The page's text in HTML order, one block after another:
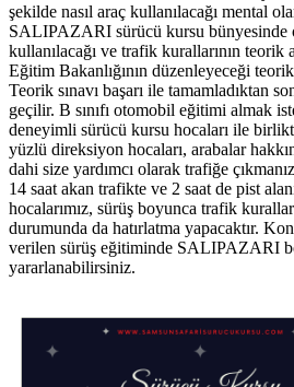
şekilde nasıl araç kullanılacağı mental
SALIPAZARI sürücü kursu bünyesinde
kullanılacağı ve trafik kurallarının teorik
Eğitim Bakanlığının düzenleyeceği
Teorik sınavı başarı ile tamamladıktan
geçilir. B sınıfı otomobil eğitimi almak
deneyimli sürücü kursu hocaları ile
yüzlü direksiyon hocaları, arabalar
dahi size yardımcı olarak trafiğe
14 saat akan trafikte ve 2 saat de pist
hocalarımız, sürüş boyunca trafik
durumunda da hatırlatma yapacaktır.
verilen sürüş eğitiminde SALIPAZARI
yararlanabilirsiniz.